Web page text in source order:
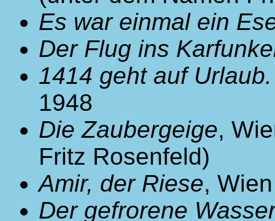
Es war einmal ein
Der Flug ins
1414 geht auf
1948
Die Zaubergeige,
Fritz Rosenfeld)
Amir, der Riese,
Der gefrorene